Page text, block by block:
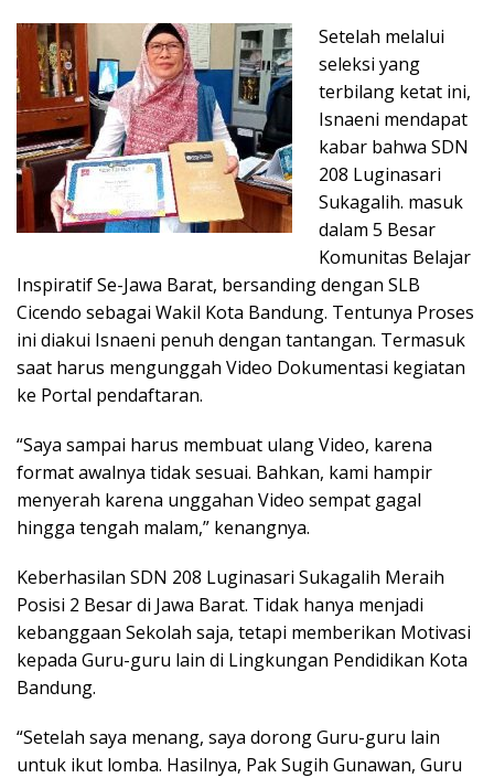
Setelah melalui
seleksi yang
terbilang ketat ini,
Isnaeni mendapat
kabar bahwa SDN
208 Luginasari
Sukagalih. masuk
dalam 5 Besar
Komunitas Belajar
Inspiratif Se-Jawa Barat, bersanding dengan SLB
Cicendo sebagai Wakil Kota Bandung. Tentunya Proses
ini diakui Isnaeni penuh dengan tantangan. Termasuk
saat harus mengunggah Video Dokumentasi kegiatan
ke Portal pendaftaran.
“Saya sampai harus membuat ulang Video, karena
format awalnya tidak sesuai. Bahkan, kami hampir
menyerah karena unggahan Video sempat gagal
hingga tengah malam,” kenangnya.
Keberhasilan SDN 208 Luginasari Sukagalih Meraih
Posisi 2 Besar di Jawa Barat. Tidak hanya menjadi
kebanggaan Sekolah saja, tetapi memberikan Motivasi
kepada Guru-guru lain di Lingkungan Pendidikan Kota
Bandung.
“Setelah saya menang, saya dorong Guru-guru lain
untuk ikut lomba. Hasilnya, Pak Sugih Gunawan, Guru